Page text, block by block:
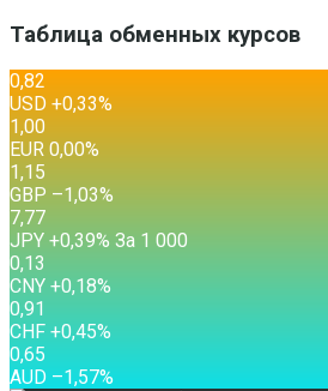
Таблица обменных курсов
0,82
USD +0,33%
1,00
EUR 0,00%
1,15
GBP –1,03%
7,77
JPY +0,39% За 1 000
0,13
CNY +0,18%
0,91
CHF +0,45%
0,65
AUD –1,57%